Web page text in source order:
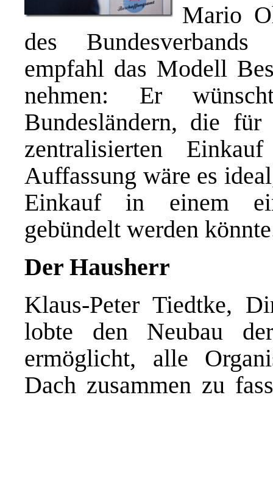
Mario
des Bundesverbands
empfahl das Modell
nehmen: Er
Bundesländern, die
zentralisierten
Auffassung wäre es
Einkauf in einem
gebündelt werden
Der Hausherr
Klaus-Peter Tiedtke,
lobte den Neubau
ermöglicht, alle
Dach zusammen zu